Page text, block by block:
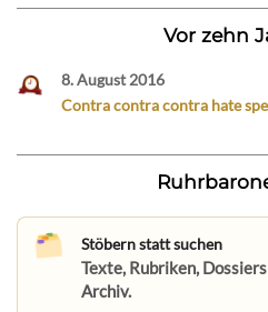
Vor zehn
8. August 2016
Contra contra contra hate
Stöbern statt suchen
Texte, Rubriken,
Archiv.